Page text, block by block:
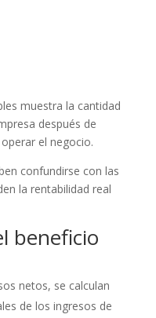
muestra la cantidad
después de
el negocio.
confundirse con las
la rentabilidad real
beneficio
netos, se calculan
de los ingresos de